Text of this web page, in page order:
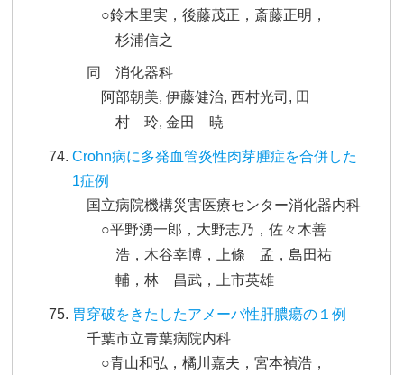
○鈴木里実，後藤茂正，斎藤正明，
杉浦信之
同 消化器科
阿部朝美, 伊藤健治, 西村光司, 田
村 玲, 金田 暁
Crohn病に多発血管炎性肉芽腫症を合併した
1症例
国立病院機構災害医療センター消化器内科
○平野湧一郎，大野志乃，佐々木善
浩，木谷幸博，上條 孟，島田祐
輔，林 昌武，上市英雄
胃穿破をきたしたアメーバ性肝膿瘍の１例
千葉市立青葉病院内科
○青山和弘，橘川嘉夫，宮本禎浩，